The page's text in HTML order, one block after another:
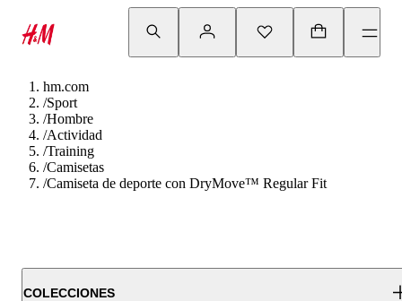
hm.com
/Sport
/Hombre
/Actividad
/Training
/Camisetas
/Camiseta de deporte con DryMove™ Regular Fit
COLECCIONES